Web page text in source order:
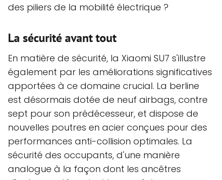
des piliers de la mobilité électrique ?
La sécurité avant tout
En matière de sécurité, la Xiaomi SU7 s'illustre
également par les améliorations significatives
apportées à ce domaine crucial. La berline
est désormais dotée de neuf airbags, contre
sept pour son prédécesseur, et dispose de
nouvelles poutres en acier conçues pour des
performances anti-collision optimales. La
sécurité des occupants, d'une manière
analogue à la façon dont les ancêtres